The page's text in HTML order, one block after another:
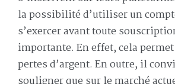
la possibilité d’utiliser un
s’exercer avant toute
importante. En effet, cela
pertes d’argent. En outre, il